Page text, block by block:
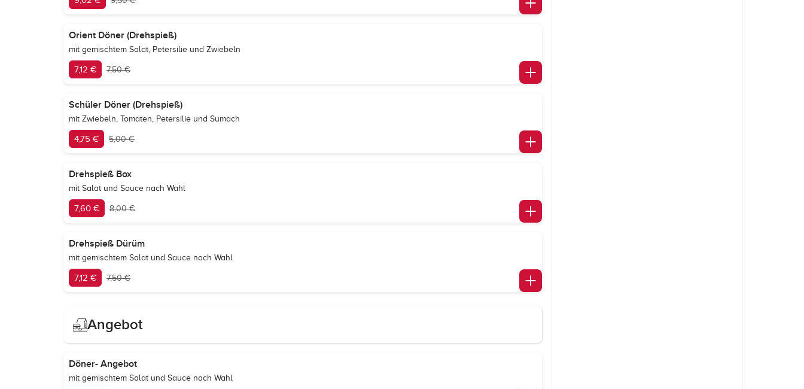
Orient Döner (Drehspieß)
mit gemischtem Salat, Petersilie und Zwiebeln
7,12 € 7,50 €
Schüler Döner (Drehspieß)
mit Zwiebeln, Tomaten, Petersilie und Sumach
4,75 € 5,00 €
Drehspieß Box
mit Salat und Sauce nach Wahl
7,60 € 8,00 €
Drehspieß Dürüm
mit gemischtem Salat und Sauce nach Wahl
7,12 € 7,50 €
Angebot
Döner- Angebot
mit gemischtem Salat und Sauce nach Wahl